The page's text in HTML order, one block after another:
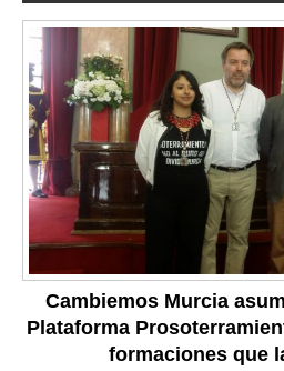
Cambiemos Murcia
Plataforma
formaciones que